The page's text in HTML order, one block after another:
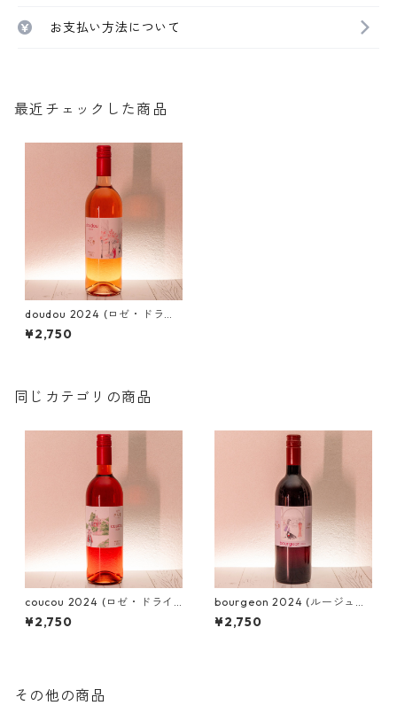
お支払い方法について
最近チェックした商品
doudou 2024 (ロゼ・ドライ
(辛口)・メルロー)
¥2,750
同じカテゴリの商品
coucou 2024 (ロゼ・ドライ
(辛口)・カベルネ・ソーヴィニ
ヨン)
¥2,750
bourgeon 2024 (ルージュ・
メルロー)
¥2,750
その他の商品